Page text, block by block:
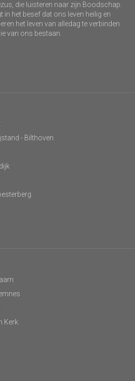
die luisteren naar zijn Boodschap.
in het besef dat ons leven heilig en
het leven van alledag te verbinden
van ons bestaan.
- Bilthoven
Kerk